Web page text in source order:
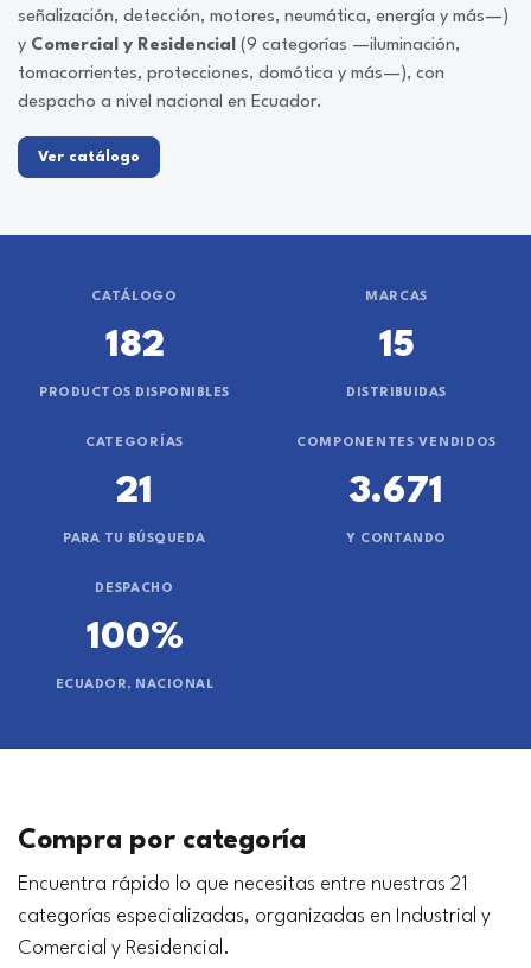
señalización, detección, motores, neumática, energía y más—)
y Comercial y Residencial (9 categorías —iluminación,
tomacorrientes, protecciones, domótica y más—), con
despacho a nivel nacional en Ecuador.
Ver catálogo
CATÁLOGO
182
PRODUCTOS DISPONIBLES
MARCAS
15
DISTRIBUIDAS
CATEGORÍAS
21
PARA TU BÚSQUEDA
COMPONENTES VENDIDOS
3.671
Y CONTANDO
DESPACHO
100%
ECUADOR, NACIONAL
Compra por categoría
Encuentra rápido lo que necesitas entre nuestras 21
categorías especializadas, organizadas en Industrial y
Comercial y Residencial.